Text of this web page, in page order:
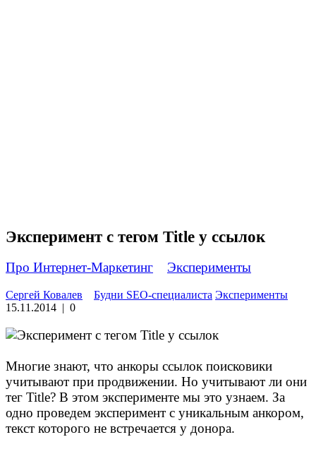
Эксперимент с тегом Title у ссылок
Про Интернет-Маркетинг Эксперименты
Сергей Ковалев Будни SEO-специалиста Эксперименты
15.11.2014 | 0
Многие знают, что анкоры ссылок поисковики
учитывают при продвижении. Но учитывают ли они
тег Title? В этом эксперименте мы это узнаем. За
одно проведем эксперимент с уникальным анкором,
текст которого не встречается у донора.